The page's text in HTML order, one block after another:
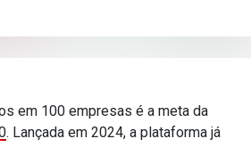
em 100 empresas é a meta da
. Lançada em 2024, a plataforma já